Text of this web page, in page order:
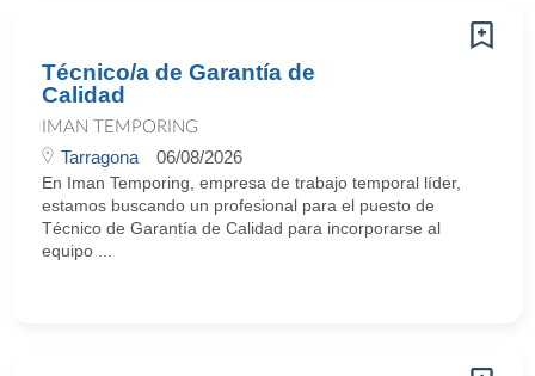
Técnico/a de Garantía de
Calidad
IMAN TEMPORING
Tarragona 06/08/2026
En Iman Temporing, empresa de trabajo temporal líder,
estamos buscando un profesional para el puesto de
Técnico de Garantía de Calidad para incorporarse al
equipo ...